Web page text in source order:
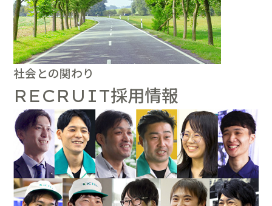
社会との関わり
RECRUIT採用情報